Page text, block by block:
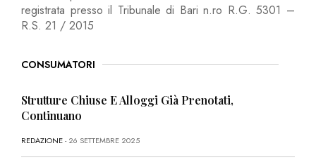
registrata presso il Tribunale di Bari n.ro R.G. 5301 –
R.S. 21 / 2015
CONSUMATORI
Strutture Chiuse E Alloggi Già Prenotati,
Continuano
REDAZIONE- 26 SETTEMBRE 2025